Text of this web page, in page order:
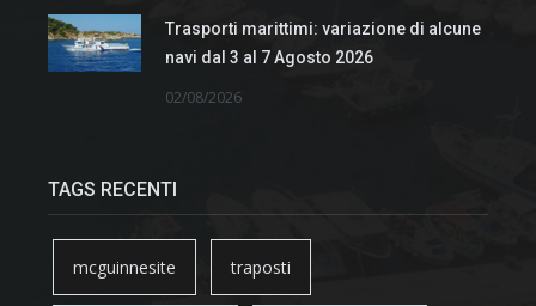
Trasporti marittimi: variazione di alcune
navi dal 3 al 7 Agosto 2026
02/08/2026
TAGS RECENTI
mcguinnesite traposti